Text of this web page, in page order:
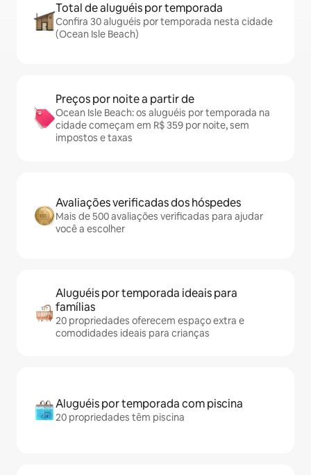
Total de aluguéis por temporada
Confira 30 aluguéis por temporada nesta cidade
(Ocean Isle Beach)
Preços por noite a partir de
Ocean Isle Beach: os aluguéis por temporada na
cidade começam em R$ 359 por noite, sem
impostos e taxas
Avaliações verificadas dos hóspedes
Mais de 500 avaliações verificadas para ajudar
você a escolher
Aluguéis por temporada ideais para
famílias
20 propriedades oferecem espaço extra e
comodidades ideais para crianças
Aluguéis por temporada com piscina
20 propriedades têm piscina